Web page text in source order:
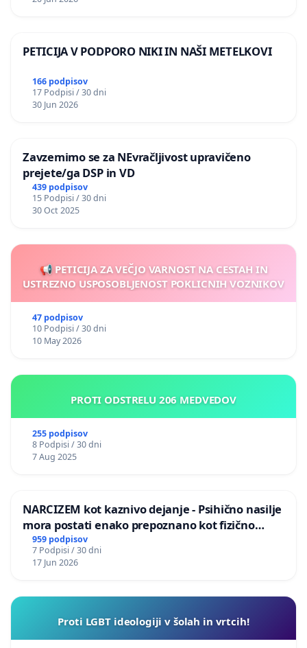
PETICIJA V PODPORO NIKI IN NAŠI METELKOVI
166 podpisov
17 Podpisi / 30 dni
30 Jun 2026
Zavzemimo se za NEvračljivost upravičeno
prejete/ga DSP in VD
439 podpisov
15 Podpisi / 30 dni
30 Oct 2025
📢 PETICIJA ZA VEČJO VARNOST NA CESTAH IN
USTREZNO USPOSOBLJENOST POKLICNIH VOZNIKOV
47 podpisov
10 Podpisi / 30 dni
10 May 2026
PROTI ODSTRELU 206 MEDVEDOV
255 podpisov
8 Podpisi / 30 dni
7 Aug 2025
NARCIZEM kot kaznivo dejanje - Psihično nasilje
mora postati enako prepoznano kot fizično
nasilje
959 podpisov
7 Podpisi / 30 dni
17 Jun 2026
Proti LGBT ideologiji v šolah in vrtcih!